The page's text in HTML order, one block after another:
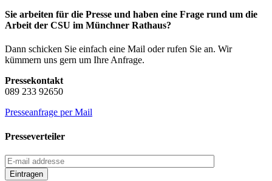
Sie arbeiten für die Presse und haben eine Frage rund um die
Arbeit der CSU im Münchner Rathaus?
Dann schicken Sie einfach eine Mail oder rufen Sie an. Wir
kümmern uns gern um Ihre Anfrage.
Pressekontakt
089 233 92650
Presseanfrage per Mail
Presseverteiler
Eintragen